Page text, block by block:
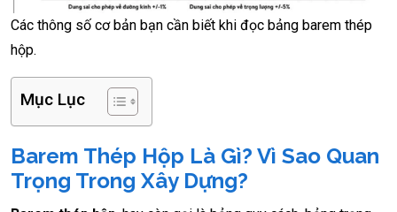
Các thông số cơ bản bạn cần biết khi đọc bảng barem thép
hộp.
Mục Lục
Barem Thép Hộp Là Gì? Vì Sao Quan
Trọng Trong Xây Dựng?